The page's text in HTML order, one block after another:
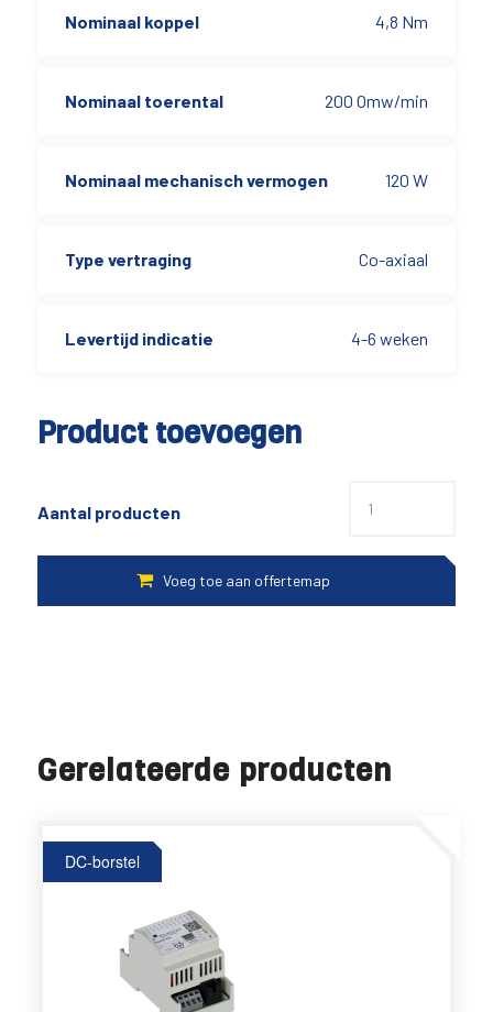
Product toevoegen
Aantal producten
Nominaal koppel 4,8 Nm
Nominaal toerental 200 Omw/min
Nominaal mechanisch vermogen 120 W
Type vertraging Co-axiaal
Levertijd indicatie 4-6 weken
Gerelateerde producten
DC-borstel